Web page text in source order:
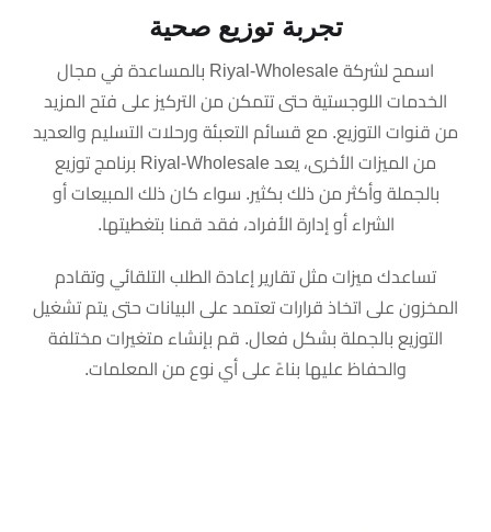
تجربة توزيع صحية
اسمح لشركة Riyal-Wholesale بالمساعدة في مجال
الخدمات اللوجستية حتى تتمكن من التركيز على فتح المزيد
من قنوات التوزيع. مع قسائم التعبئة ورحلات التسليم والعديد
من الميزات الأخرى، يعد Riyal-Wholesale برنامج توزيع
بالجملة وأكثر من ذلك بكثير. سواء كان ذلك المبيعات أو
الشراء أو إدارة الأفراد، فقد قمنا بتغطيتها.
تساعدك ميزات مثل تقارير إعادة الطلب التلقائي وتقادم
المخزون على اتخاذ قرارات تعتمد على البيانات حتى يتم تشغيل
التوزيع بالجملة بشكل فعال. قم بإنشاء متغيرات مختلفة
والحفاظ عليها بناءً على أي نوع من المعلمات.